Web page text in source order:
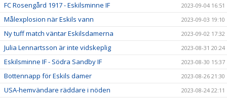
FC Rosengård 1917 - Eskilsminne IF 2023-09-04 16:51
Målexplosion när Eskils vann 2023-09-03 19:10
Ny tuff match väntar Eskilsdamerna 2023-09-02 17:32
Julia Lennartsson är inte vidskeplig 2023-08-31 20:24
Eskilsminne IF - Södra Sandby IF 2023-08-30 15:37
Bottennapp för Eskils damer 2023-08-26 21:30
USA-hemvändare räddare i nöden 2023-08-24 22:11